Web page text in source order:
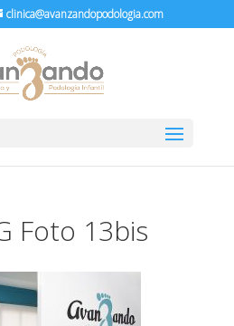
clinica@avanzandopodologia.com
Foto 13bis